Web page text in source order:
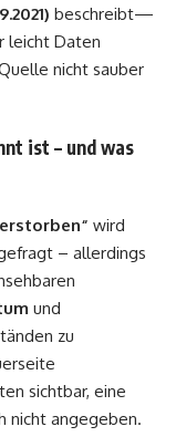
beschreibt—
leicht Daten
nicht sauber
ist – und was
wird
– allerdings
und
zu
sichtbar, eine
nicht angegeben.